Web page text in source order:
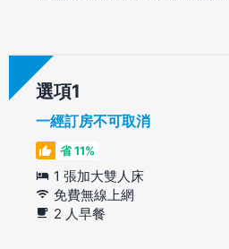
選項
一經訂房不可取消
省 11%
1 張加大雙人床
免費無線上網
2 人早餐